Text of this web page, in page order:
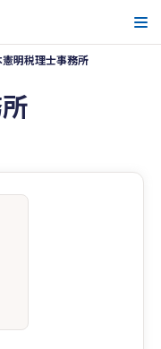
憲明税理士事務所